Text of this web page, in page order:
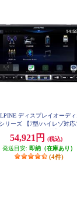
ディスプレイオーディ
リーズ 【7型/ハイレゾ対応
54,921円
(税込)
発送目安: 即納（在庫あり）
(4件)